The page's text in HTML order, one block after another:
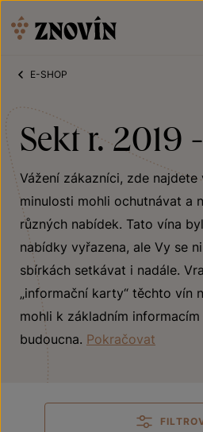
E-SHOP
Sekt r. 2019
Vážení zákazníci, zde
minulosti mohli ochutnávat a
různých nabídek. Tato vína
nabídky vyřazena, ale Vy se
sbírkách setkávat i nadále.
„informační karty“ těchto vín
mohli k základním
budoucna. Pokračovat